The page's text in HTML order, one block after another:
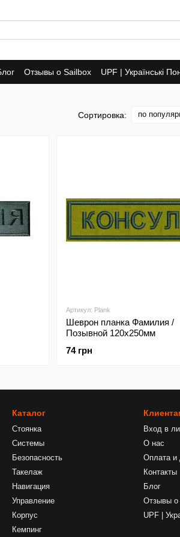
Отзывы о Sailbox UPF | Українські
Сортировка: по
Артикул: Plank
Шеврон планка Фамилия /
Позывной 120х250мм
74 грн
Каталог
Стоянка
Системы
Безопасность
Такелаж
Навигация
Управление
Корпус
Кемпинг
Вход в
О нас
Оплата и
Контакты
Блог
Отзывы о
UPF |